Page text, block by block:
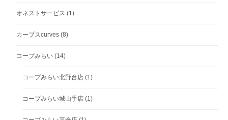
オネストサービス (1)
カーブスcurves (8)
コープみらい (14)
コープみらい北野台店 (1)
コープみらい城山手店 (1)